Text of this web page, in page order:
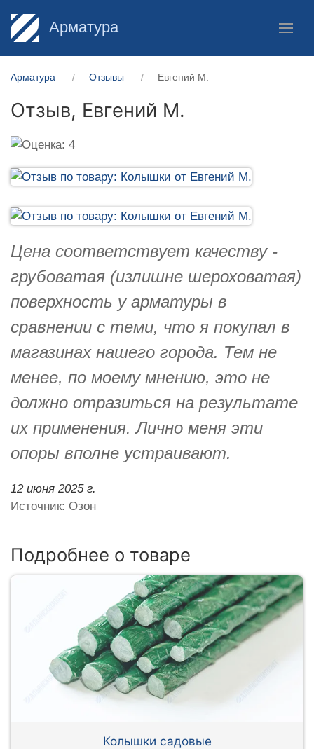
Арматура
Арматура Отзывы Евгений М.
Отзыв, Евгений М.
Цена соответствует качеству -
грубоватая (излишне шероховатая)
поверхность у арматуры в
сравнении с теми, что я покупал в
магазинах нашего города. Тем не
менее, по моему мнению, это не
должно отразиться на результате
их применения. Лично меня эти
опоры вполне устраивают.
12 июня 2025 г.
Источник: Озон
Подробнее о товаре
Колышки садовые